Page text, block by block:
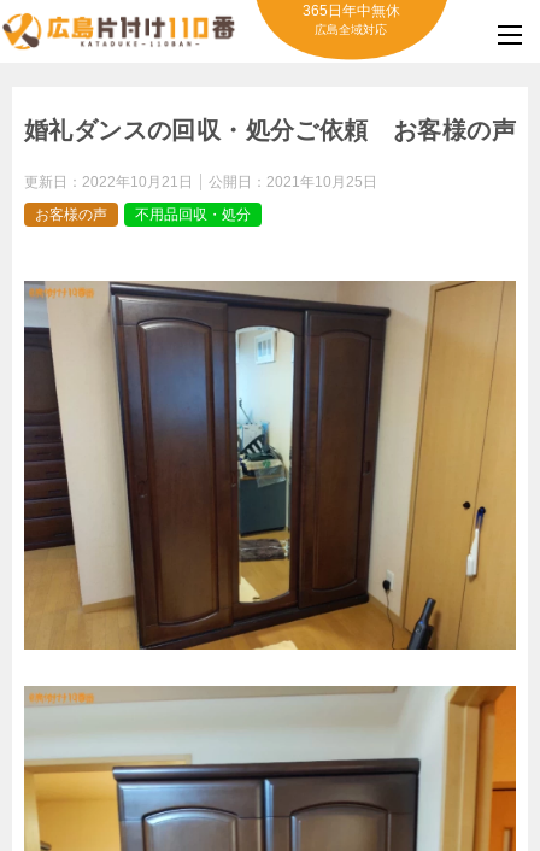
365日年中無休
広島全域対応
婚礼ダンスの回収・処分ご依頼 お客様の声
更新日： 2022年10月21日 公開日： 2021年10月25日
お客様の声
不用品回収・処分